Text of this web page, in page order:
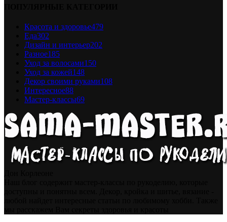
Красота и здоровье479
Еда302
Дизайн и интерьер202
Разное185
Уход за волосами150
Уход за кожей148
Декор своими руками108
Интересное88
Мастер-классы69